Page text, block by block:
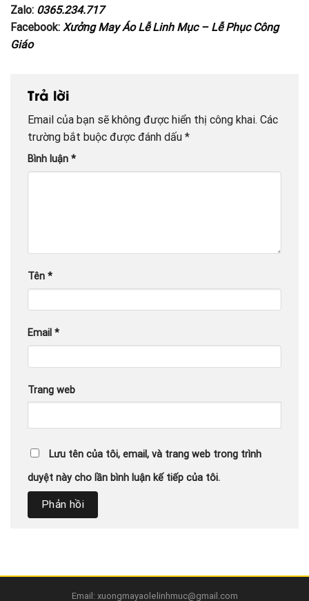
Zalo: 0365.234.717
Facebook: Xưởng May Áo Lễ Linh Mục – Lễ Phục Công
Giáo
Trả lời
Email của bạn sẽ không được hiển thị công khai. Các
trường bắt buộc được đánh dấu *
Bình luận *
Tên *
Email *
Trang web
Lưu tên của tôi, email, và trang web trong trình
duyệt này cho lần bình luận kế tiếp của tôi.
Email: xuongmayaolelinhmuc@gmail.com